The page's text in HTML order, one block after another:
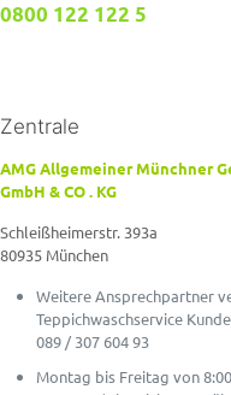
0800 122 122 5
Zentrale
AMG Allgemeiner Münchner
GmbH & CO . KG
Schleißheimerstr. 393a
80935 München
Weitere Ansprechpartner
Teppichwaschservice
089 / 307 604 93
Montag bis Freitag von